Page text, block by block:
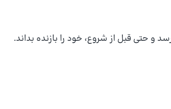
حتی قبل از شروع، خود را بازنده بداند.